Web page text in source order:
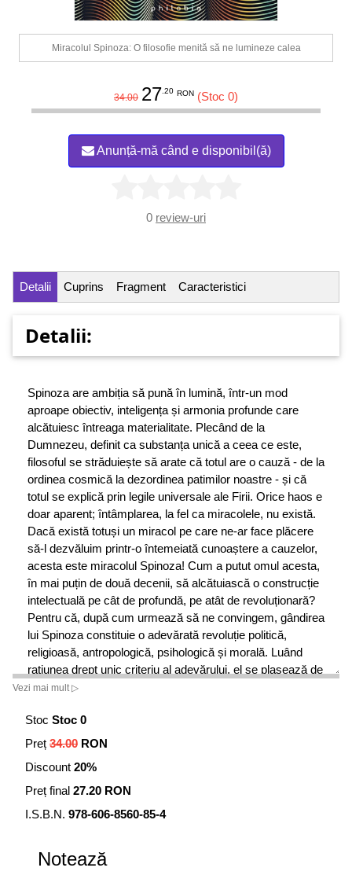
Miracolul Spinoza: O filosofie menită să ne lumineze calea
34.00 27.20 RON (Stoc 0)
Anunță-mă când e disponibil(ă)
0 review-uri
Detalii Cuprins Fragment Caracteristici
Detalii:
Spinoza are ambiția să pună în lumină, într-un mod
aproape obiectiv, inteligența și armonia profunde care
alcătuiesc întreaga materialitate. Plecând de la
Dumnezeu, definit ca substanța unică a ceea ce este,
filosoful se străduiește să arate că totul are o cauză - de la
ordinea cosmică la dezordinea patimilor noastre - și că
totul se explică prin legile universale ale Firii. Orice haos e
doar aparent; întâmplarea, la fel ca miracolele, nu există.
Dacă există totuși un miracol pe care ne-ar face plăcere
să-l dezvăluim printr-o întemeiată cunoaștere a cauzelor,
acesta este miracolul Spinoza! Cum a putut omul acesta,
în mai puțin de două decenii, să alcătuiască o construcție
intelectuală pe cât de profundă, pe atât de revoluționară?
Pentru că, după cum urmează să ne convingem, gândirea
lui Spinoza constituie o adevărată revoluție politică,
religioasă, antropologică, psihologică și morală. Luând
rațiunea drept unic criteriu al adevărului, el se plasează de
la bun început în universal și atemporal, întrucât ea este
mesajul său nu este afectat de uzura timpului sau de
specificul originii sale
Vezi mai mult ▷
Stoc Stoc 0
Preț 34.00 RON
Discount 20%
Preț final 27.20 RON
I.S.B.N. 978-606-8560-85-4
Notează